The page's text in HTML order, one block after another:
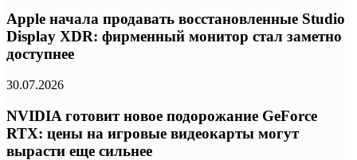
Apple начала продавать восстановленные Studio
Display XDR: фирменный монитор стал заметно
доступнее
30.07.2026
NVIDIA готовит новое подорожание GeForce
RTX: цены на игровые видеокарты могут
вырасти еще сильнее